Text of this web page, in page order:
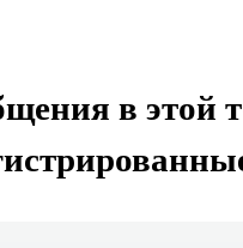
в этой